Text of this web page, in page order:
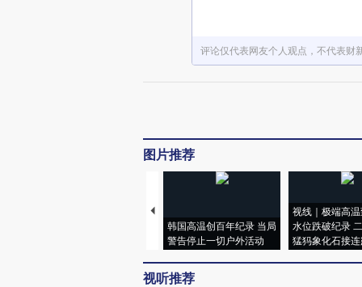
评论仅代表网友个人观点，不代表财
图片推荐
韩国高温创百年纪录 当局
警告停止一切户外活动
视线｜极端高
水位跌破纪录
猛犸象化石接
视听推荐